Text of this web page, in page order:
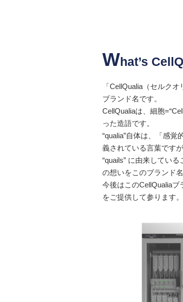
What’s
「CellQualia（セルク
ブランド名です。
CellQualiaは、細胞
った造語です。
“qualia”自体は、「感
義されている言葉です
“quails” に由来してい
の想いをこのブランド
今後はこのCellQualia
をご提供して参ります。